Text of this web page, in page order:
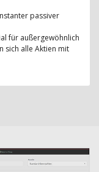
passiver
für außergewöhnlich
sich alle Aktien mit